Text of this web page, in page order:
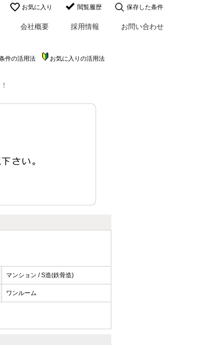
お気に入り 閲覧履歴 保存した条件
会社概要 採用情報 お問い合わせ
件の活用法 お気に入りの活用法
マンション / S造(鉄骨造)
ワンルーム